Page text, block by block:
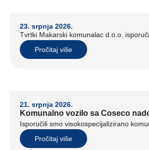
23. srpnja 2026.
Tvrtki Makarski komunalac d.o.o.
Pročitaj više
21. srpnja 2026.
Komunalno vozilo sa Coseco
Isporučili smo visokospecijalizirano
Pročitaj više